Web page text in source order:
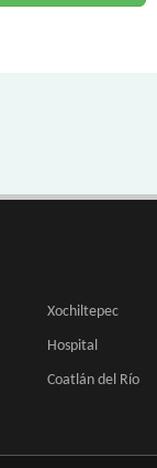
Xochiltepec
Hospital
Coatlán del Río